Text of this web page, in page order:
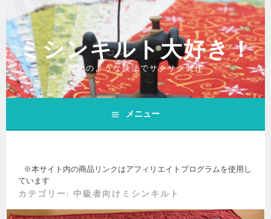
ン
テ
ン
ツ
へ
ミシンキルト大好き！
魔法のような技法でサクサク製作
メニュー
※本サイト内の商品リンクはアフィリエイトプログラムを使用し
ています
カテゴリー: 中級者向けミシンキルト